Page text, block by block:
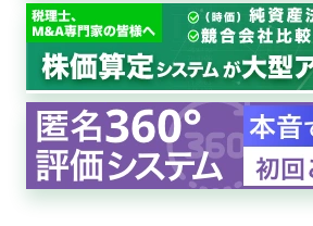
専門家に電話する
無料で株価を算定
資本政策を無料でお試し
無料でアンケート